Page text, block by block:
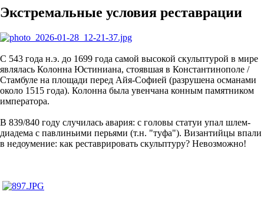
Экстремальные условия реставрации
С 543 года н.э. до 1699 года самой высокой скульптурой в мире
являлась Колонна Юстиниана, стоявшая в Константинополе /
Стамбуле на площади перед Айя-Софией (разрушена османами
около 1515 года). Колонна была увенчана конным памятником
императора.
В 839/840 году случилась авария: с головы статуи упал шлем-
диадема с павлиньими перьями (т.н. "туфа"). Византийцы впали
в недоумение: как реставрировать скульптуру? Невозможно!